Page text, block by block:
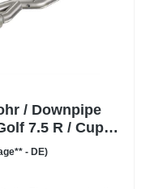
/ Downpipe
7.5 R / Cupra
- DE)